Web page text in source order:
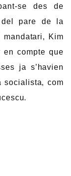
se des de
del pare de la
mandatari, Kim
compte que
ja s’havien
socialista, com